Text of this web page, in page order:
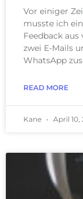
Vor einiger
musste ich
Feedback
zwei E-Mails
WhatsApp
READ MORE
Kane April 10,